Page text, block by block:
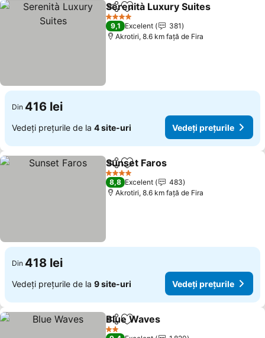
DistribuițiAdăugaţi la favorite
Serenità Luxury Suites
4 Stele
9,1 Excelent
381
Akrotiri, 8.6 km faţă de Fira
Din 416 lei
Vedeți prețurile de la 4 site-uri Vedeți prețurile
DistribuițiAdăugaţi la favorite
Sunset Faros
4 Stele
8,8 Excelent
483
Akrotiri, 8.6 km faţă de Fira
Din 418 lei
Vedeți prețurile de la 9 site-uri Vedeți prețurile
DistribuițiAdăugaţi la favorite
Blue Waves
2 Stele